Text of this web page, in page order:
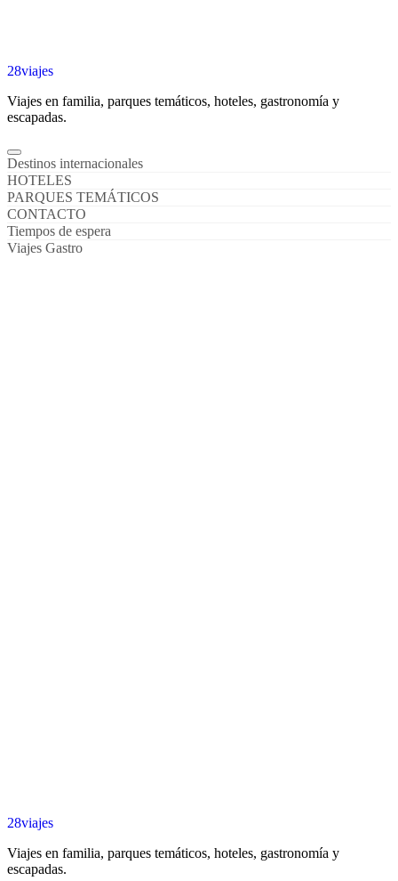
28viajes
Viajes en familia, parques temáticos, hoteles, gastronomía y
escapadas.
Destinos internacionales
HOTELES
PARQUES TEMÁTICOS
CONTACTO
Tiempos de espera
Viajes Gastro
28viajes
Viajes en familia, parques temáticos, hoteles, gastronomía y
escapadas.